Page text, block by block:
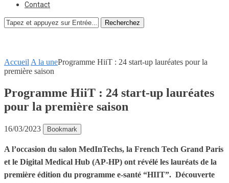
Contact
Recherchez
Accueil A la uneProgramme HiiT : 24 start-up lauréates pour la
première saison
Programme HiiT : 24 start-up lauréates
pour la première saison
16/03/2023 Bookmark
A l’occasion du salon MedInTechs, la French Tech Grand Paris
et le Digital Medical Hub (AP-HP) ont révélé les lauréats de la
première édition du programme e-santé “HIIT”. Découverte